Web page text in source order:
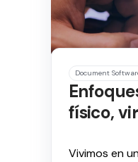
Document
físico,
Vivimos en